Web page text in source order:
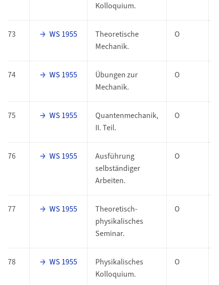
Kolloquium.
73 WS 1955
Theoretische
Mechanik.
O
74 WS 1955
Übungen zur
Mechanik.
O
75 WS 1955
Quantenmechanik,
II. Teil.
O
76 WS 1955
Ausführung
selbständiger
Arbeiten.
O
77 WS 1955
Theoretisch-
physikalisches
Seminar.
O
78 WS 1955
Physikalisches
Kolloquium.
O